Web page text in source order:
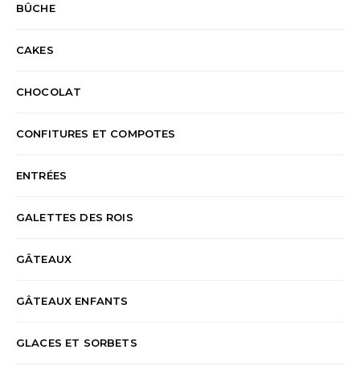
BÛCHE
CAKES
CHOCOLAT
CONFITURES ET COMPOTES
ENTRÉES
GALETTES DES ROIS
GÂTEAUX
GÂTEAUX ENFANTS
GLACES ET SORBETS